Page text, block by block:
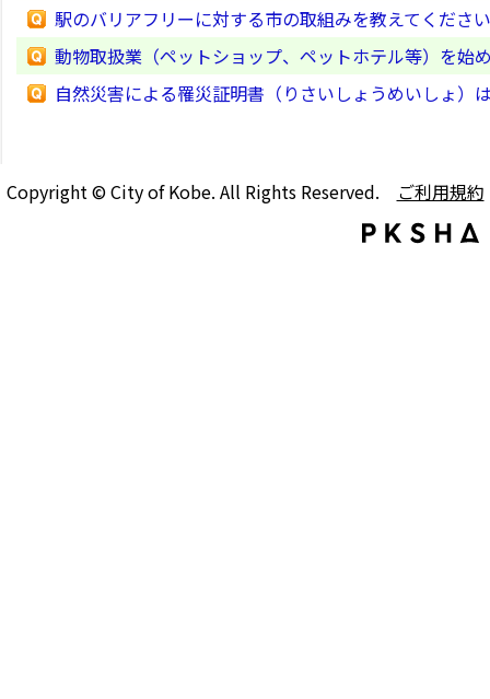
駅のバリアフリーに対する市の取組みを教えてくださ
動物取扱業（ペットショップ、ペットホテル等）を始
自然災害による罹災証明書（りさいしょうめいしょ）
Copyright © City of Kobe. All Rights Reserved. ご利用規約